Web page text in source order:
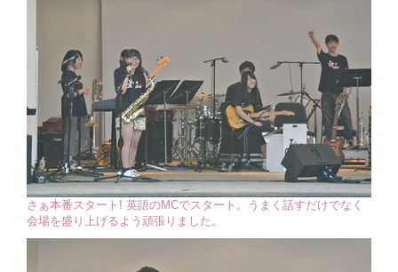
さぁ本番スタート! 英語のMCでスタート。うまく話すだけでなく
会場を盛り上げるよう頑張りました。